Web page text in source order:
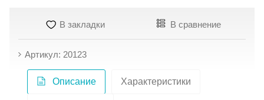
В закладки В сравнение
Артикул: 20123
Описание Характеристики